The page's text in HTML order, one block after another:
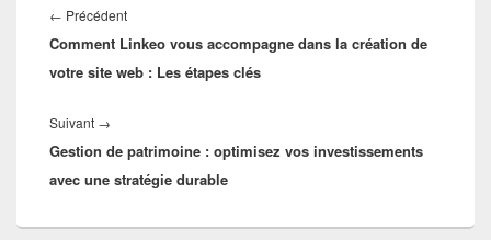
de
l’article
← PrécédentArticle
précédent :
Comment Linkeo vous accompagne dans la création de
votre site web : Les étapes clés
Suivant →
suivant :
Gestion de patrimoine : optimisez vos investissements
avec une stratégie durable